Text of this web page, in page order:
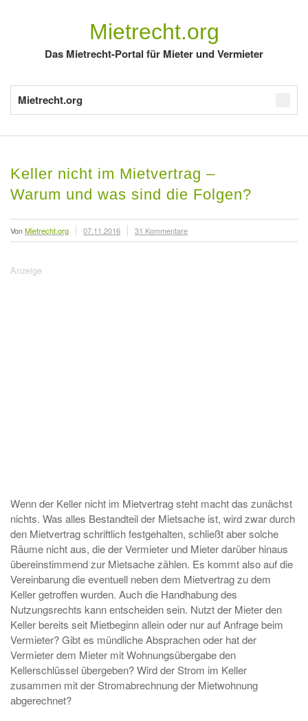
Mietrecht.org
Das Mietrecht-Portal für Mieter und Vermieter
Mietrecht.org
Keller nicht im Mietvertrag –
Warum und was sind die Folgen?
VonMietrecht.org 07.11.2016 31 Kommentare
Wenn der Keller nicht im Mietvertrag steht macht das zunächst
nichts. Was alles Bestandteil der Mietsache ist, wird zwar durch
den Mietvertrag schriftlich festgehalten, schließt aber solche
Räume nicht aus, die der Vermieter und Mieter darüber hinaus
übereinstimmend zur Mietsache zählen. Es kommt also auf die
Vereinbarung die eventuell neben dem Mietvertrag zu dem
Keller getroffen wurden. Auch die Handhabung des
Nutzungsrechts kann entscheiden sein. Nutzt der Mieter den
Keller bereits seit Mietbeginn allein oder nur auf Anfrage beim
Vermieter? Gibt es mündliche Absprachen oder hat der
Vermieter dem Mieter mit Wohnungsübergabe den
Kellerschlüssel übergeben? Wird der Strom im Keller
zusammen mit der Stromabrechnung der Mietwohnung
abgerechnet?